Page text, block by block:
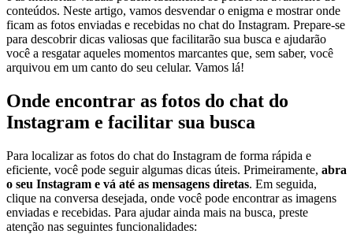
conteúdos.‍ Neste artigo,‍ vamos desvendar o enigma e mostrar onde⁢
ficam as fotos enviadas e recebidas no chat do Instagram. Prepare-se
‍para descobrir​ dicas⁢ valiosas que facilitarão sua busca e ajudarão
você a resgatar​ aqueles‌ momentos ⁢marcantes que, sem saber, ⁢você
arquivou‌ em um ‌canto ⁢do seu ⁢celular. Vamos lá!
Onde encontrar as fotos do ⁤chat do
Instagram e facilitar ‌sua busca
Para localizar‍ as ‌fotos do⁣ chat do ‌Instagram de forma rápida e
⁣eficiente, você pode⁣ seguir ⁣algumas dicas úteis. Primeiramente, abra
o⁢ seu Instagram ‌e⁣ vá até as mensagens diretas. Em seguida,
clique na conversa desejada, ⁤onde você pode encontrar⁣ as ​imagens
enviadas ‌e ​recebidas.⁤ Para ⁣ajudar ainda mais na busca, preste
atenção nas ⁢seguintes⁤ funcionalidades: